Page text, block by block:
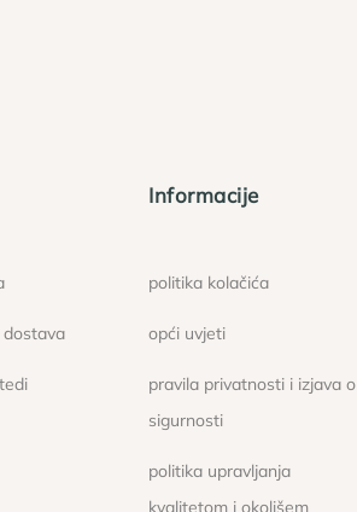
dostava
Informacije
politika kolačića
opći uvjeti
pravila privatnosti i izjava o
sigurnosti
politika upravljanja
kvalitetom i okolišem